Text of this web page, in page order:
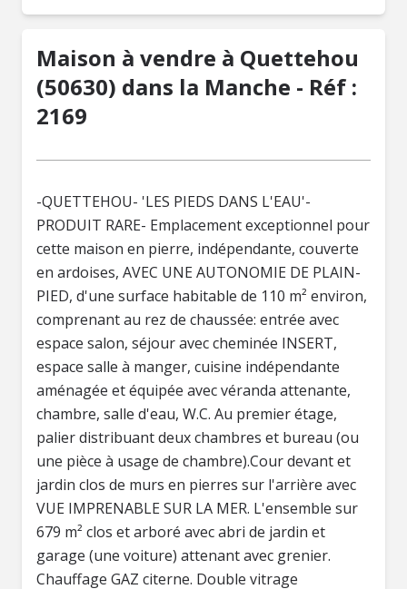
Maison à vendre à Quettehou
(50630) dans la Manche - Réf :
2169
-QUETTEHOU- 'LES PIEDS DANS L'EAU'-
PRODUIT RARE- Emplacement exceptionnel pour
cette maison en pierre, indépendante, couverte
en ardoises, AVEC UNE AUTONOMIE DE PLAIN-
PIED, d'une surface habitable de 110 m² environ,
comprenant au rez de chaussée: entrée avec
espace salon, séjour avec cheminée INSERT,
espace salle à manger, cuisine indépendante
aménagée et équipée avec véranda attenante,
chambre, salle d'eau, W.C. Au premier étage,
palier distribuant deux chambres et bureau (ou
une pièce à usage de chambre).Cour devant et
jardin clos de murs en pierres sur l'arrière avec
VUE IMPRENABLE SUR LA MER. L'ensemble sur
679 m² clos et arboré avec abri de jardin et
garage (une voiture) attenant avec grenier.
Chauffage GAZ citerne. Double vitrage